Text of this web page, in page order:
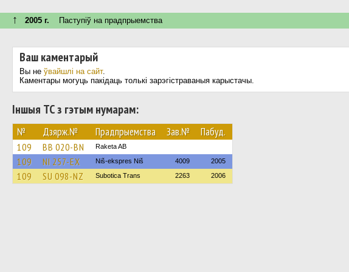
↑ 2005 г. Паступiў на прадпрыемства
Ваш каментарый
Вы не ўвайшлі на сайт.
Каментары могуць пакідаць толькі зарэгістраваныя карыстачы.
Іншыя ТС з гэтым нумарам:
№ Дзярж.№ Прадпрыемства Зав.№ Пабуд.
109 BB 020-BN Raketa AB
109 NI 257-EX Niš-ekspres Niš 4009 2005
109 SU 098-NZ Subotica Trans 2263 2006